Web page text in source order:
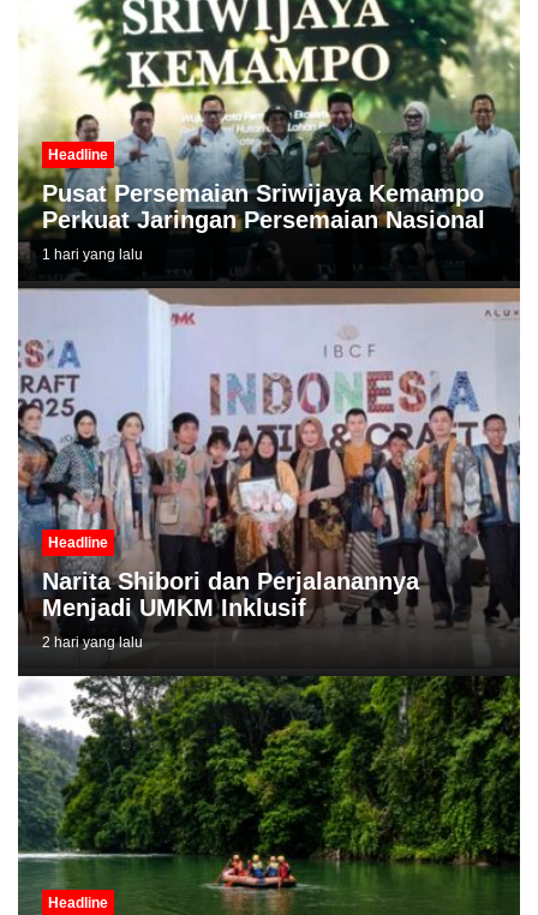
Headline
Pusat Persemaian Sriwijaya Kemampo
Perkuat Jaringan Persemaian Nasional
1 hari yang lalu
Headline
Narita Shibori dan Perjalanannya
Menjadi UMKM Inklusif
2 hari yang lalu
Headline